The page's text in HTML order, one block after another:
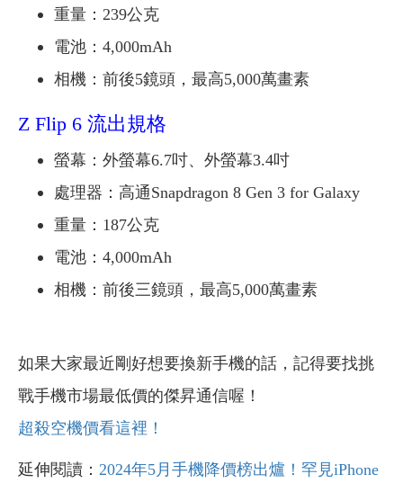
重量：239公克
電池：4,000mAh
相機：前後5鏡頭，最高5,000萬畫素
Z Flip 6 流出規格
螢幕：外螢幕6.7吋、外螢幕3.4吋
處理器：高通Snapdragon 8 Gen 3 for Galaxy
重量：187公克
電池：4,000mAh
相機：前後三鏡頭，最高5,000萬畫素
如果大家最近剛好想要換新手機的話，記得要找挑
戰手機市場最低價的傑昇通信喔！
超殺空機價看這裡！
延伸閱讀： 2024年5月手機降價榜出爐！罕見iPhone